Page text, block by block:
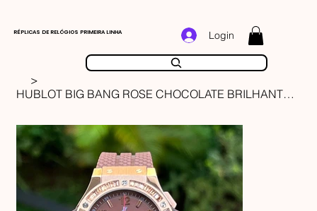
RÉPLICAS DE RELÓGIOS PRIMEIRA LINHA Login
>
HUBLOT BIG BANG ROSE CHOCOLATE BRILHANTES 44MM